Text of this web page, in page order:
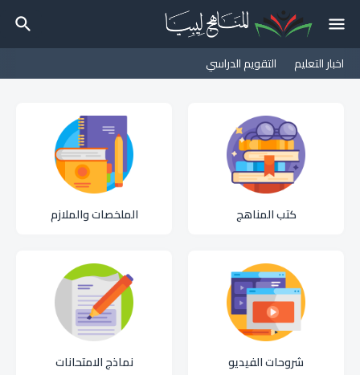
اخبار التعليم التقويم الدراسي
كتب المناهج الملخصات والملازم
شروحات الفيديو نماذج الامتحانات